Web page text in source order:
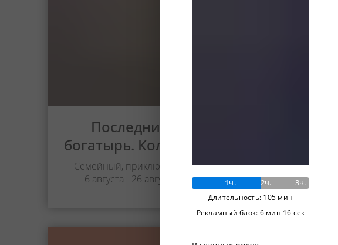
Последний
богатырь. Колобок
Семейный, приключения
6 августа - 26 августа
1ч. 2ч. 3ч.
Длительность: 105 мин
Рекламный блок: 6 мин 16 сек